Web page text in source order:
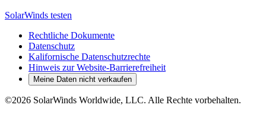
SolarWinds testen
Rechtliche Dokumente
Datenschutz
Kalifornische Datenschutzrechte
Hinweis zur Website-Barrierefreiheit
Meine Daten nicht verkaufen
©2026 SolarWinds Worldwide, LLC. Alle Rechte vorbehalten.